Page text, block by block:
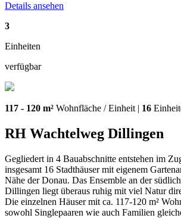
Details ansehen
3
Einheiten
verfügbar
117 - 120 m² Wohnfläche / Einheit | 16
RH Wachtelweg Dillingen
Gegliedert in 4 Bauabschnitte entstehen im
insgesamt 16 Stadthäuser mit eigenem
Nähe der Donau. Das Ensemble an der
Dillingen liegt überaus ruhig mit viel Natur
Die einzelnen Häuser mit ca. 117-120 m²
sowohl Singlepaaren wie auch Familien